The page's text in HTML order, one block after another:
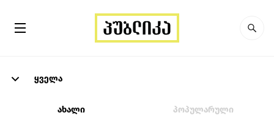
ყველა
ახალი პოპულარული